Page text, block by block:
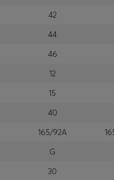
42
44
46
12
15
40
165/92A
G
30